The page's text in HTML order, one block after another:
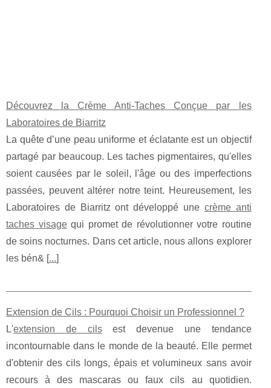
Découvrez la Crème Anti-Taches Conçue par les
Laboratoires de Biarritz
La quête d’une peau uniforme et éclatante est un objectif
partagé par beaucoup. Les taches pigmentaires, qu'elles
soient causées par le soleil, l'âge ou des imperfections
passées, peuvent altérer notre teint. Heureusement, les
Laboratoires de Biarritz ont développé une crème anti
taches visagequi promet de révolutionner votre routine
de soins nocturnes. Dans cet article, nous allons explorer
les bén& [...]
Extension de Cils : Pourquoi Choisir un Professionnel ?
L'extension de cilsest devenue une tendance
incontournable dans le monde de la beauté. Elle permet
d'obtenir des cils longs, épais et volumineux sans avoir
recours à des mascaras ou faux cils au quotidien.